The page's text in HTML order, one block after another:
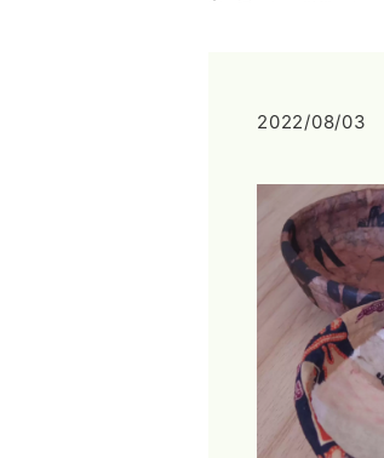
2022/08/03